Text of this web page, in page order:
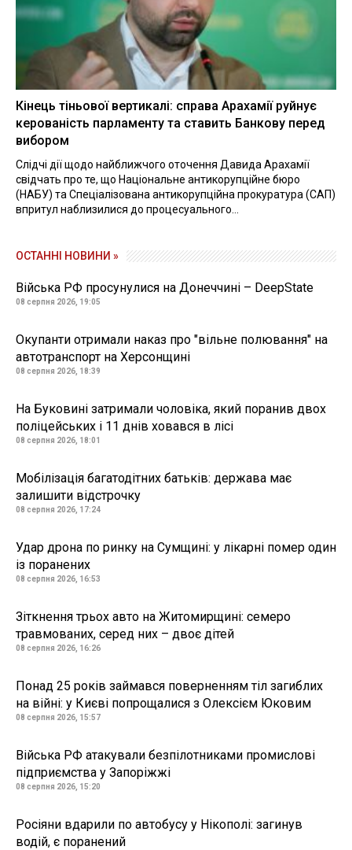
Кінець тіньової вертикалі: справа Арахамії руйнує
керованість парламенту та ставить Банкову перед
вибором
Слідчі дії щодо найближчого оточення Давида Арахамії
свідчать про те, що Національне антикорупційне бюро
(НАБУ) та Спеціалізована антикорупційна прокуратура (САП)
впритул наблизилися до процесуального...
ОСТАННІ НОВИНИ »
Війська РФ просунулися на Донеччині – DeepState
08 серпня 2026, 19:05
Окупанти отримали наказ про "вільне полювання" на
автотранспорт на Херсонщині
08 серпня 2026, 18:39
На Буковині затримали чоловіка, який поранив двох
поліцейських і 11 днів ховався в лісі
08 серпня 2026, 18:01
Мобілізація багатодітних батьків: держава має
залишити відстрочку
08 серпня 2026, 17:24
Удар дрона по ринку на Сумщині: у лікарні помер один
із поранених
08 серпня 2026, 16:53
Зіткнення трьох авто на Житомирщині: семеро
травмованих, серед них – двоє дітей
08 серпня 2026, 16:26
Понад 25 років займався поверненням тіл загиблих
на війні: у Києві попрощалися з Олексієм Юковим
08 серпня 2026, 15:57
Війська РФ атакували безпілотниками промислові
підприємства у Запоріжжі
08 серпня 2026, 15:20
Росіяни вдарили по автобусу у Нікополі: загинув
водій, є поранений